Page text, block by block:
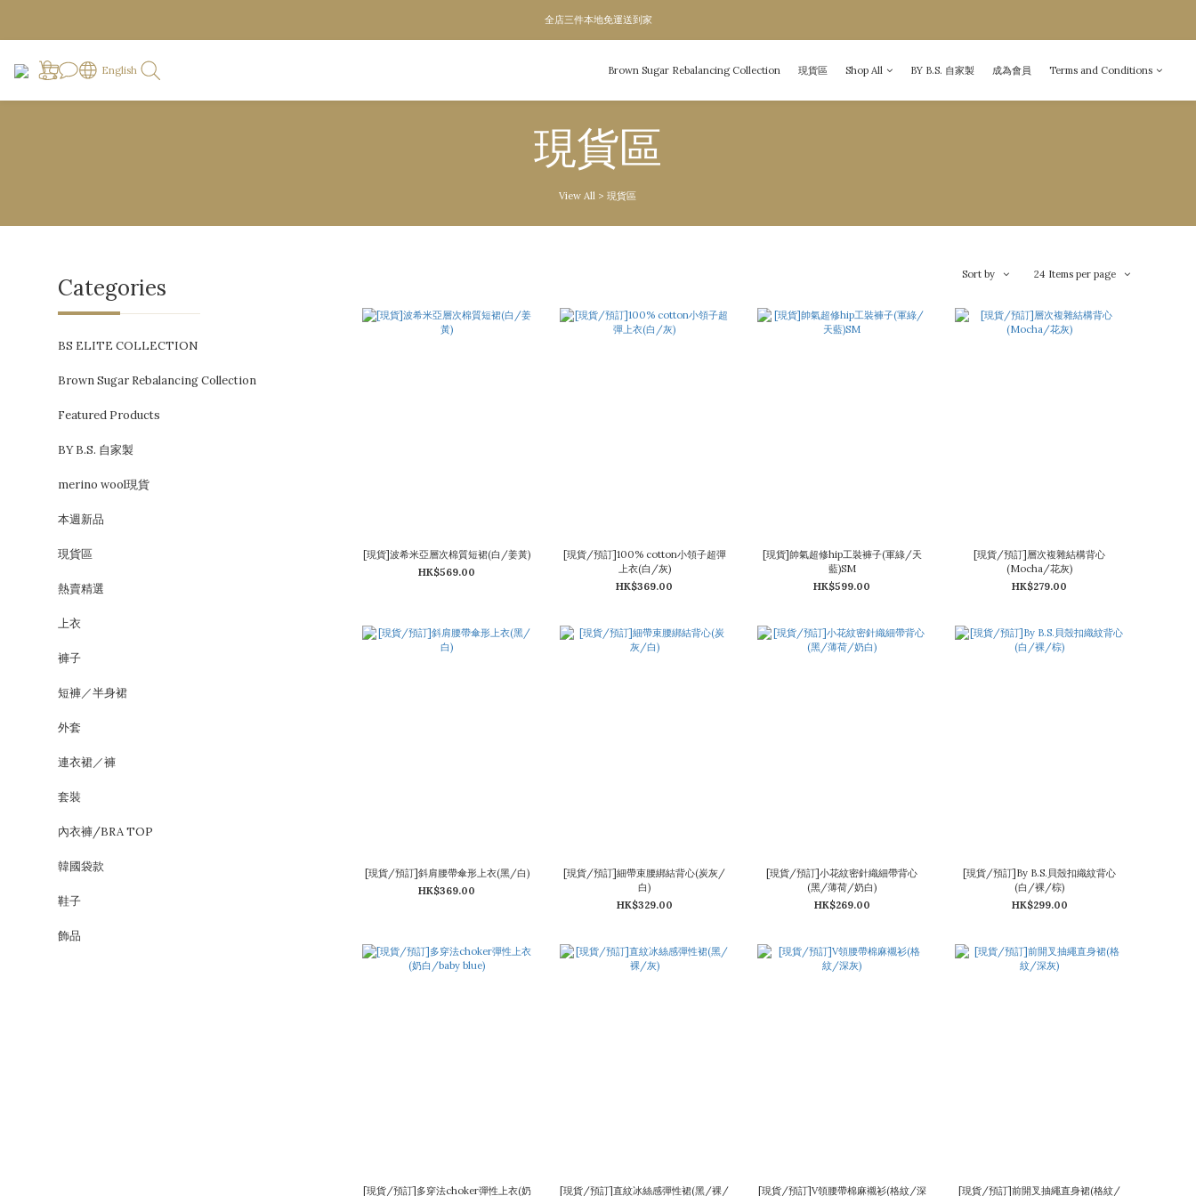
全店三件本地免運送到家
全店三件本地免運送到家
全店三件本地免運送到家
Brown Sugar Rebalancing Collection 現貨區 Shop All BY B.S. 自家製 成為會員 Terms and Conditions
English
現貨區
View All >現貨區
Categories
BS ELITE COLLECTION
Brown Sugar Rebalancing Collection
Featured Products
BY B.S. 自家製
merino wool現貨
本週新品
現貨區
熱賣精選
上衣
褲子
短褲／半身裙
外套
連衣裙／褲
套裝
內衣褲/BRA TOP
韓國袋款
鞋子
飾品
Sort by 24 Items per page
[現貨]波希米亞層次棉質短裙(白/姜黃)
HK$569.00
[現貨/預訂]100% cotton小領子超彈
上衣(白/灰)
HK$369.00
[現貨]帥氣超修hip工裝褲子(軍綠/天
藍)SM
HK$599.00
[現貨/預訂]層次複雜結構背心
(Mocha/花灰)
HK$279.00
[現貨/預訂]斜肩腰帶傘形上衣(黑/白)
HK$369.00
[現貨/預訂]細帶束腰綁結背心(炭灰/
白)
HK$329.00
[現貨/預訂]小花紋密針織細帶背心
(黑/薄荷/奶白)
HK$269.00
[現貨/預訂]By B.S.貝殼扣織紋背心
(白/裸/棕)
HK$299.00
[現貨/預訂]多穿法choker彈性上衣(奶 [現貨/預訂]直紋冰絲感彈性裙(黑/裸/ [現貨/預訂]V領腰帶棉麻襯衫(格紋/深 [現貨/預訂]前開叉抽繩直身裙(格紋/